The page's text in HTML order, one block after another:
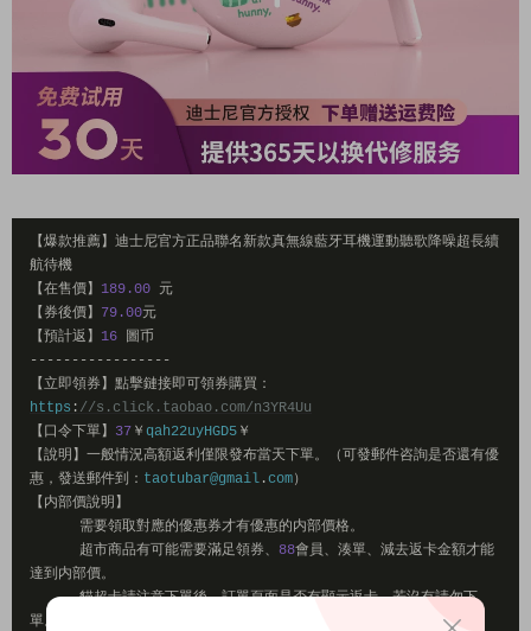
【爆款推薦】迪士尼官方正品聯名新款真無線藍牙耳機運動聽歌降噪超長續
航待機
【在售價】 189.00 元
【券後價】 79.00元
【預計返】 16
圖币
-----------------
【立即領券】點擊鏈接即可領券購買：
https : //s.click.taobao.com/n3YR4Uu
【口令下單】 37 ￥ qah22uyHGD5 ￥
【說明】一般情況高額返利僅限發布當天下單。（可發郵件咨詢是否還有優
惠，發送郵件到： taotubar@gmail .com）
【内部價說明】
需要領取對應的優惠券才有優惠的内部價格。
超市商品有可能需要滿足領券、 88會員、湊單、減去返卡金額才能
達到内部價。
貓超卡請注意下單後，訂單頁面是否有顯示返卡，若沒有請勿下
單。